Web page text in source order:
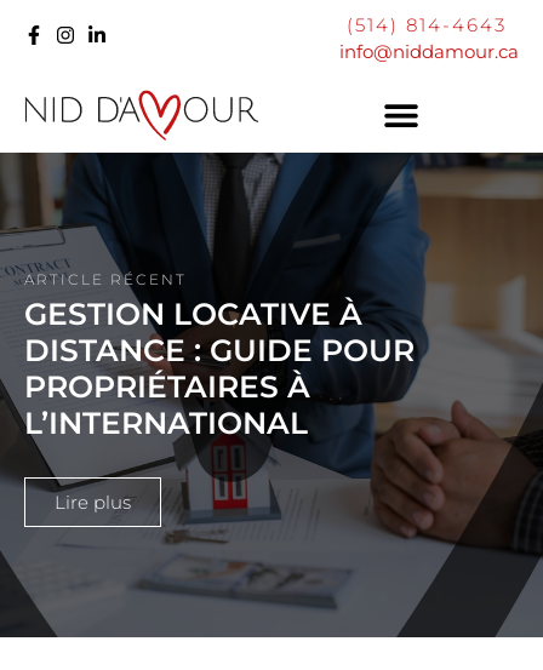
(514) 814-4643
info@niddamour.ca
ARTICLE RÉCENT
GESTION LOCATIVE À
DISTANCE : GUIDE POUR
PROPRIÉTAIRES À
L’INTERNATIONAL
Lire plus